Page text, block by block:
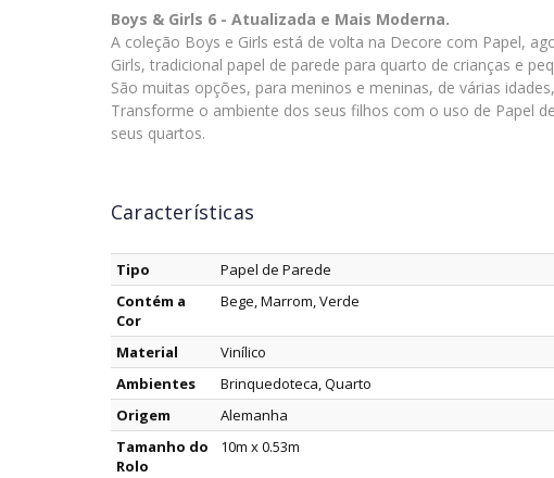
Boys & Girls 6 - Atualizada e Mais Moderna.
A coleção Boys e Girls está de volta na Decore com Papel,
Girls, tradicional papel de parede para quarto de crianças e
São muitas opções, para meninos e meninas, de várias
Transforme o ambiente dos seus filhos com o uso de Papel
seus quartos.
Características
Tipo
Papel de Parede
Contém a
Cor
Bege, Marrom, Verde
Material
Vinílico
Ambientes
Brinquedoteca, Quarto
Origem
Alemanha
Tamanho do
Rolo
10m x 0.53m